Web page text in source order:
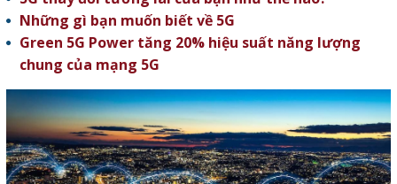
Những gì bạn muốn biết về 5G
Green 5G Power tăng 20% hiệu suất năng lượng
chung của mạng 5G